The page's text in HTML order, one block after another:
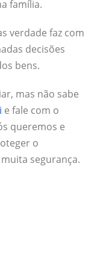
família.
verdade faz com
decisões
bens.
mas não sabe
e fale com o
queremos e
o
segurança.